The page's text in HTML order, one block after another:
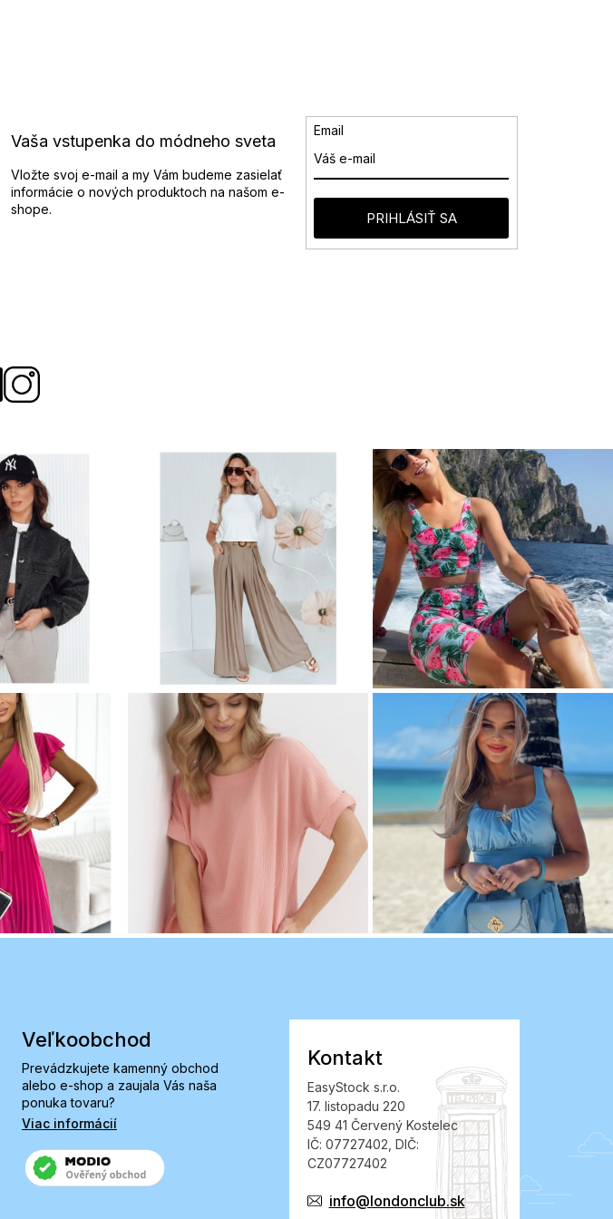
Vaša vstupenka do módneho sveta
Vložte svoj e-mail a my Vám budeme zasielať
informácie o nových produktoch na našom e-
shope.
Email
PRIHLÁSIŤ SA
Veľkoobchod
Prevádzkujete kamenný obchod
alebo e-shop a zaujala Vás naša
ponuka tovaru?
Viac informácií
Kontakt
EasyStock s.r.o.
17. listopadu 220
549 41 Červený Kostelec
IČ: 07727402, DIČ:
CZ07727402
info@londonclub.sk